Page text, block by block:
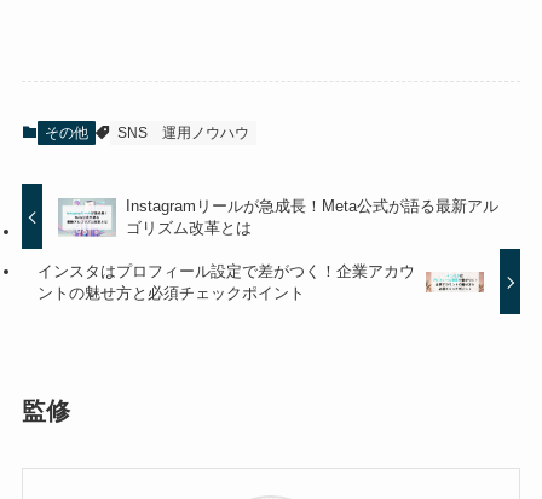
その他 SNS 運用ノウハウ
Instagramリールが急成長！Meta公式が語る最新アル
ゴリズム改革とは
インスタはプロフィール設定で差がつく！企業アカウ
ントの魅せ方と必須チェックポイント
監修